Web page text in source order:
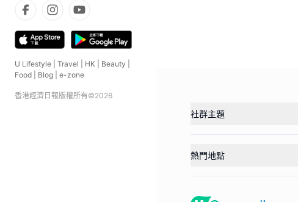
U Lifestyle Travel HK Beauty
Food
Blog e-zone
香港經濟日報版權所有©2026
社群主題
熱門地點